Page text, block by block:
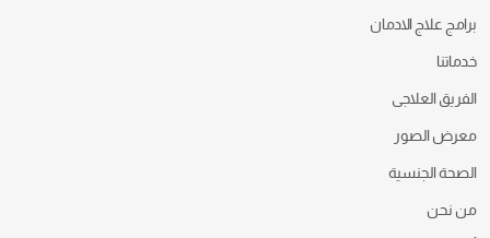
برامج علاج الادمان
خدماتنا
الفريق العلاجى
معرض الصور
الصحة الجنسية
من نحن